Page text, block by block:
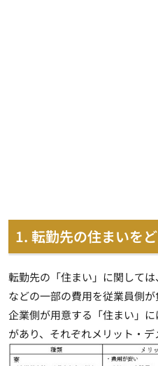
1. 転勤先の住まいを
転勤先の「住まい」に関して
などの一部の費用を従業員側が
企業側が用意する「住まい」
があり、それぞれメリット・デ